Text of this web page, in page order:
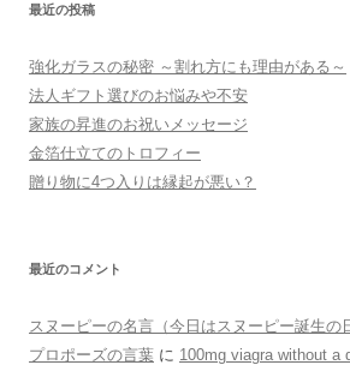
最近の投稿
強化ガラスの秘密 ～割れ方にも理由がある～
法人ギフト選びのお悩みや不安
家族の昇進のお祝いメッセージ
金箔仕立てのトロフィー
贈り物に4つ入りは縁起が悪い？
最近のコメント
スヌーピーの名言（今日はスヌーピー誕生の
プロポーズの言葉 に 100mg viagra without a